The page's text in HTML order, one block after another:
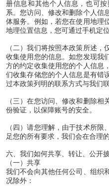
册信息和其他个人信息，也可
系。您访问、修改和删除个人信
体服务。例如，若您在使用地理
地理位置信息，您可通过手机定
（二）我们将按照本政策所述，
收集使用您的信息。如您发现我
方的约定收集使用您的个人信息
们收集存储您的个人信息是有错
过本政策列明的联系方式与我们联
（三）在您访问、修改和删除
份验证，以保障账号的安全。
（四）请您理解，由于技术所
足您的所有要求，我们会在合理
六、我们如何共享、转让、公开
（一）共享
我们不会向其他任何公司、组织
况除外：